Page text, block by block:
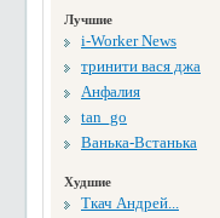
Лучшие
i-Worker News
тринити вася джа
Анфалия
tan_go
Ванька-Встанька
Худшие
Ткач Андрей...